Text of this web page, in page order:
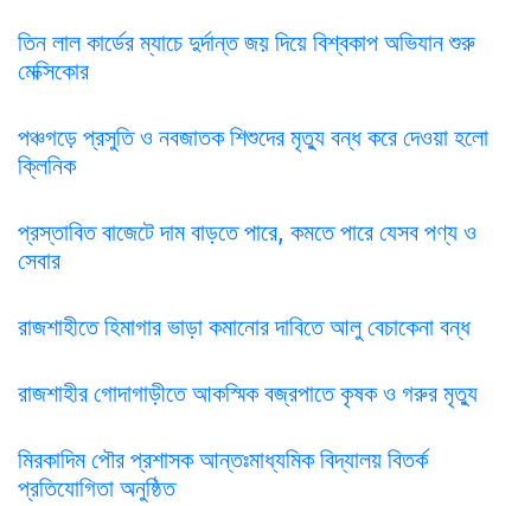
তিন লাল কার্ডের ম্যাচে দুর্দান্ত জয় দিয়ে বিশ্বকাপ অভিযান শুরু
মেক্সিকোর
পঞ্চগড়ে প্রসুতি ও নবজাতক শিশুদের মৃত্যু বন্ধ করে দেওয়া হলো
ক্লিনিক
প্রস্তাবিত বাজেটে দাম বাড়তে পারে, কমতে পারে যেসব পণ্য ও
সেবার
রাজশাহীতে হিমাগার ভাড়া কমানোর দাবিতে আলু বেচাকেনা বন্ধ
রাজশাহীর গোদাগাড়ীতে আকস্মিক বজ্রপাতে কৃষক ও গরুর মৃত্যু
মিরকাদিম পৌর প্রশাসক আন্তঃমাধ্যমিক বিদ্যালয় বিতর্ক
প্রতিযোগিতা অনুষ্ঠিত